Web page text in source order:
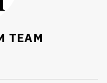
TEAM